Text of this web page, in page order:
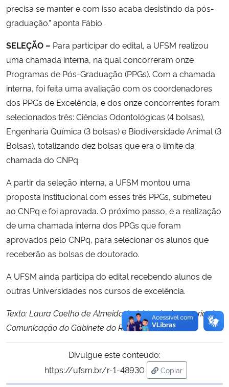
precisa se manter e com isso acaba desistindo da pós-
graduação.” aponta Fábio.
SELEÇÃO – Para participar do edital, a UFSM realizou
uma chamada interna, na qual concorreram onze
Programas de Pós-Graduação (PPGs). Com a chamada
interna, foi feita uma avaliação com os coordenadores
dos PPGs de Excelência, e dos onze concorrentes foram
selecionados três: Ciências Odontológicas (4 bolsas),
Engenharia Química (3 bolsas) e Biodiversidade Animal (3
Bolsas), totalizando dez bolsas que era o limite da
chamada do CNPq.
A partir da seleção interna, a UFSM montou uma
proposta institucional com esses três PPGs, submeteu
ao CNPq e foi aprovada. O próximo passo, é a realização
de uma chamada interna dos PPGs que foram
aprovados pelo CNPq, para selecionar os alunos que
receberão as bolsas de doutorado.
A UFSM ainda participa do edital recebendo alunos de
outras Universidades nos cursos de excelência.
Texto: Laura Coelho de Almeida, bolsista da Assessoria de
Comunicação do Gabinete do Reitor da UFSM
Divulgue este conteúdo:
https://ufsm.br/r-1-48930
Copiar
para área de